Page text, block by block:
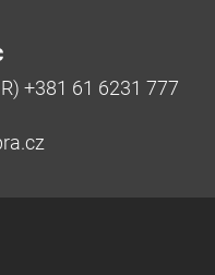
+381 61 6231 777